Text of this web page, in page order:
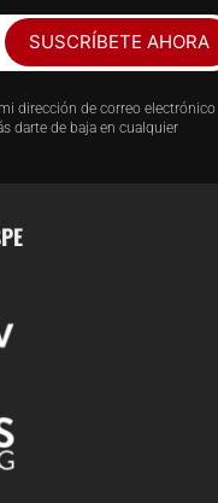
dirección de correo electrónico
darte de baja en cualquier
SUSCRÍBETE AHORA